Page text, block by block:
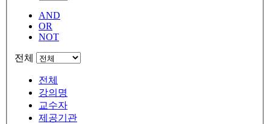
AND
OR
NOT
전체
전체
강의명
교수자
제공기관